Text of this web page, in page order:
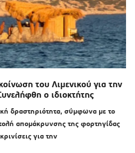
του Λιμενικού για την
ο ιδιοκτήτης
δραστηριότητα, σύμφωνα με το
απομάκρυνσης της φορτηγίδας
για την